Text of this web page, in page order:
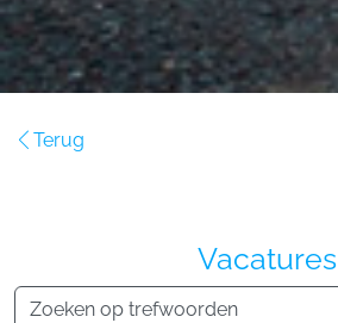
Terug
Vacatures
Zoeken op trefwoorden